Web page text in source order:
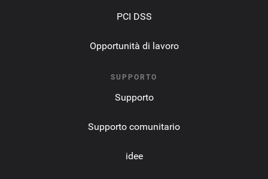
PCI DSS
Opportunità di lavoro
SUPPORTO
Supporto
Supporto comunitario
idee